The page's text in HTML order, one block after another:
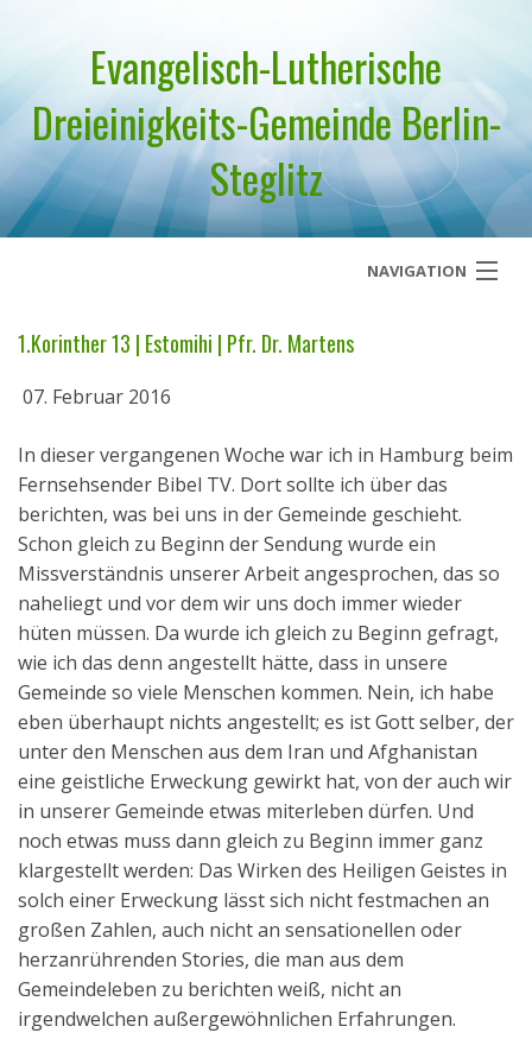
Evangelisch-Lutherische
Dreieinigkeits-Gemeinde Berlin-
Steglitz
NAVIGATION
Über uns
Geistliches Wort
Termine
Aktuelles
Kontakt
English
1.Korinther 13 | Estomihi | Pfr. Dr. Martens
07. Februar 2016
In dieser vergangenen Woche war ich in Hamburg beim
Fernsehsender Bibel TV. Dort sollte ich über das
berichten, was bei uns in der Gemeinde geschieht.
Schon gleich zu Beginn der Sendung wurde ein
Missverständnis unserer Arbeit angesprochen, das so
naheliegt und vor dem wir uns doch immer wieder
hüten müssen. Da wurde ich gleich zu Beginn gefragt,
wie ich das denn angestellt hätte, dass in unsere
Gemeinde so viele Menschen kommen. Nein, ich habe
eben überhaupt nichts angestellt; es ist Gott selber, der
unter den Menschen aus dem Iran und Afghanistan
eine geistliche Erweckung gewirkt hat, von der auch wir
in unserer Gemeinde etwas miterleben dürfen. Und
noch etwas muss dann gleich zu Beginn immer ganz
klargestellt werden: Das Wirken des Heiligen Geistes in
solch einer Erweckung lässt sich nicht festmachen an
großen Zahlen, auch nicht an sensationellen oder
herzanrührenden Stories, die man aus dem
Gemeindeleben zu berichten weiß, nicht an
irgendwelchen außergewöhnlichen Erfahrungen.